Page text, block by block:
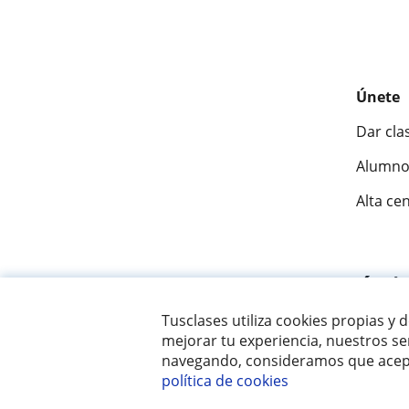
Tusclases utiliza cookies propias y
mejorar tu experiencia, nuestros
navegando, consideramos que
política de cookies
Únete
Dar
Alta
© 2007 - 2026 Tusclases.pe